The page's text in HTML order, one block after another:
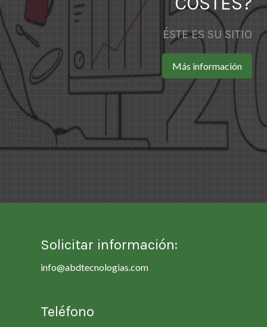
ÉSTE ES SU SITIO
Más información
Solicitar información:
info@abdtecnologias.com
Teléfono